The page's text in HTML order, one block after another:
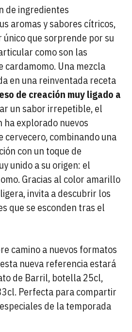
de ingredientes
aromas y sabores cítricos,
que sorprende por su
como son las
cardamomo. Una mezcla
en una reinventada receta
de creación muy ligado a
un sabor irrepetible, el
ha explorado nuevos
combinando una
con un toque de
unido a su origen: el
Gracias al color amarillo
invita a descubrir los
que se esconden tras el
camino a nuevos formatos
nueva referencia estará
de Barril, botella 25cl,
Perfecta para compartir
de la temporada